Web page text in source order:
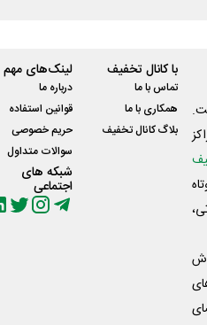
با کانال تخفیف
تماس با ما
همکاری با ما
بلاگ کانال تخفیف
لینک‌های مهم
درباره ما
قوانین استفاده
حریم خصوصی
سوالات متداول
شبکه های
اجتماعی